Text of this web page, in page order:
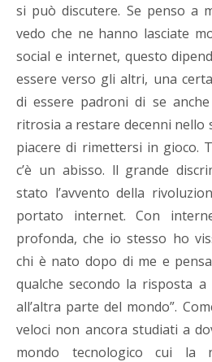
si può discutere. Se penso a
vedo che ne hanno lasciate
social e internet, questo
essere verso gli altri, una
di essere padroni di se
ritrosia a restare decenni nello
piacere di rimettersi in gioco.
c’è un abisso. ll grande
stato l’avvento della
portato internet. Con
profonda, che io stesso ho
chi è nato dopo di me e
qualche secondo la risposta
all’altra parte del mondo”.
veloci non ancora studiati a
mondo tecnologico cui la